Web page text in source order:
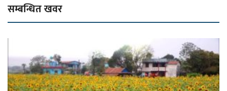
सम्बन्धित खवर